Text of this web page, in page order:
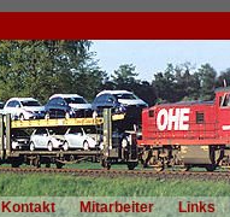
Kontakt Mitarbeiter Links